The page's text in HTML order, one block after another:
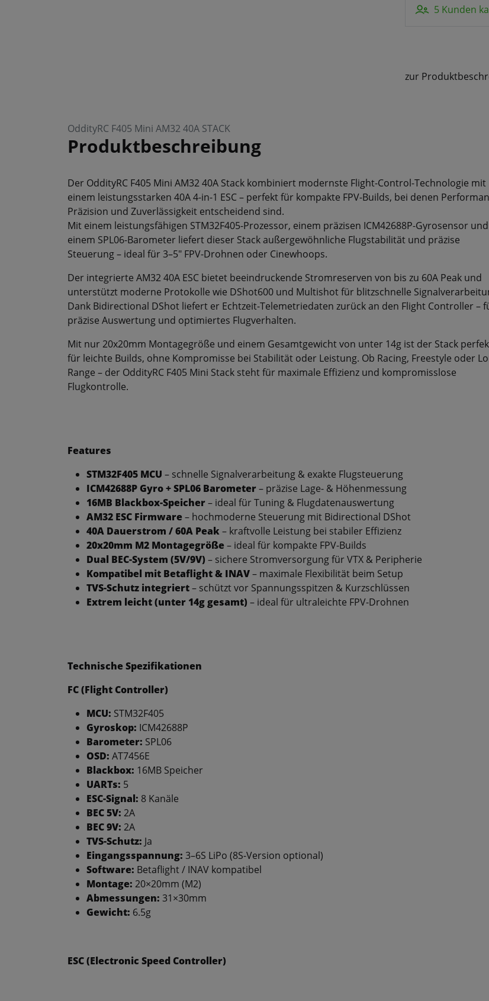
5 Kunden
zur
OddityRC F405 Mini AM32 40A STACK
Produktbeschreibung
Der OddityRC F405 Mini AM32 40A Stack kombiniert modernste Flight-Control-Technologie mit
einem leistungsstarken 40A 4-in-1 ESC – perfekt für kompakte FPV-Builds, bei denen
Präzision und Zuverlässigkeit entscheidend sind.
Mit einem leistungsfähigen STM32F405-Prozessor, einem präzisen ICM42688P-Gyrosensor und
einem SPL06-Barometer liefert dieser Stack außergewöhnliche Flugstabilität und präzise
Steuerung – ideal für 3–5" FPV-Drohnen oder Cinewhoops.
Der integrierte AM32 40A ESC bietet beeindruckende Stromreserven von bis zu 60A Peak und
unterstützt moderne Protokolle wie DShot600 und Multishot für blitzschnelle
Dank Bidirectional DShot liefert er Echtzeit-Telemetriedaten zurück an den Flight Controller –
präzise Auswertung und optimiertes Flugverhalten.
Mit nur 20x20mm Montagegröße und einem Gesamtgewicht von unter 14g ist der Stack
für leichte Builds, ohne Kompromisse bei Stabilität oder Leistung. Ob Racing, Freestyle oder
Range – der OddityRC F405 Mini Stack steht für maximale Effizienz und kompromisslose
Flugkontrolle.
Features
STM32F405 MCU – schnelle Signalverarbeitung & exakte Flugsteuerung
ICM42688P Gyro + SPL06 Barometer– präzise Lage- & Höhenmessung
16MB Blackbox-Speicher– ideal für Tuning & Flugdatenauswertung
AM32 ESC Firmware – hochmoderne Steuerung mit Bidirectional DShot
40A Dauerstrom / 60A Peak– kraftvolle Leistung bei stabiler Effizienz
20x20mm M2 Montagegröße – ideal für kompakte FPV-Builds
Dual BEC-System (5V/9V) – sichere Stromversorgung für VTX & Peripherie
Kompatibel mit Betaflight & INAV– maximale Flexibilität beim Setup
TVS-Schutz integriert– schützt vor Spannungsspitzen & Kurzschlüssen
Extrem leicht (unter 14g gesamt) – ideal für ultraleichte FPV-Drohnen
Technische Spezifikationen
FC(Flight Controller)
MCU: STM32F405
Gyroskop: ICM42688P
Barometer: SPL06
OSD: AT7456E
Blackbox: 16MB Speicher
UARTs: 5
ESC-Signal: 8 Kanäle
BEC 5V: 2A
BEC 9V: 2A
TVS-Schutz: Ja
Eingangsspannung: 3–6S LiPo (8S-Version optional)
Software: Betaflight / INAV kompatibel
Montage: 20×20mm (M2)
Abmessungen: 31×30mm
Gewicht: 6.5g
ESC (Electronic Speed Controller)